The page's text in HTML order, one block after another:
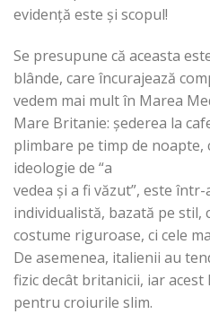
evidență este și scopul!
Se presupune că aceasta
blânde, care încurajează
vedem mai mult în Marea
Mare Britanie: șederea la
plimbare pe timp de noapte,
ideologie de “a
vedea și a fi văzut”, este
individualistă, bazată pe stil,
costume riguroase, ci cele
De asemenea, italienii au
fizic decât britanicii, iar
pentru croiurile slim.